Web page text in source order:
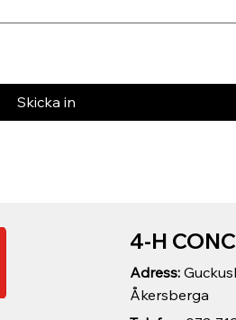
Skicka in
Adress:
Åkersberga
4-H